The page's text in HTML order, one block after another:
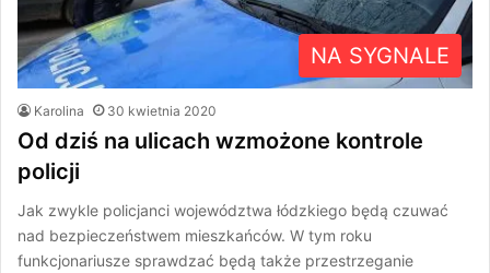
NA SYGNALE
Karolina 30 kwietnia 2020
Od dziś na ulicach wzmożone kontrole
policji
Jak zwykle policjanci województwa łódzkiego będą czuwać
nad bezpieczeństwem mieszkańców. W tym roku
funkcjonariusze sprawdzać będą także przestrzeganie